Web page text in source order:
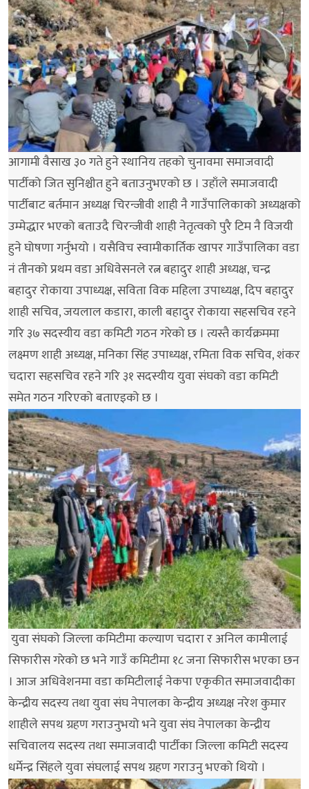
आगामी वैसाख ३० गते हुने स्थानिय तहको चुनावमा समाजवादी
पार्टीको जित सुनिश्चीत हुने बताउनुभएको छ । उहाँले समाजवादी
पार्टीबाट बर्तमान अध्यक्ष चिरन्जीवी शाही नै गाउँपालिकाको अध्यक्षको
उम्मेद्धार भएको बताउदै चिरन्जीवी शाही नेतृत्वको पुरै टिम नै विजयी
हुने घोषणा गर्नुभयो । यसैविच स्वामीकार्तिक खापर गाउँपालिका वडा
नं तीनको प्रथम वडा अधिवेसनले रत्न बहादुर शाही अध्यक्ष, चन्द्र
बहादुर रोकाया उपाध्यक्ष, सविता विक महिला उपाध्यक्ष, दिप बहादुर
शाही सचिव, जयलाल कडारा, काली बहादुर रोकाया सहसचिव रहने
गरि ३७ सदस्यीय वडा कमिटी गठन गरेको छ । त्यस्तै कार्यक्रममा
लक्ष्मण शाही अध्यक्ष, मनिका सिंह उपाध्यक्ष, रमिता विक सचिव, शंकर
चदारा सहसचिव रहने गरि ३१ सदस्यीय युवा संघको वडा कमिटी
समेत गठन गरिएको बताएइको छ ।
युवा संघको जिल्ला कमिटीमा कल्याण चदारा र अनिल कामीलाई
सिफारीस गरेको छ भने गाउँ कमिटीमा १८ जना सिफारीस भएका छन
। आज अधिवेशनमा वडा कमिटीलाई नेकपा एकृकीत समाजवादीका
केन्द्रीय सदस्य तथा युवा संघ नेपालका केन्द्रीय अध्यक्ष नरेश कुमार
शाहीले सपथ ग्रहण गराउनुभयो भने युवा संघ नेपालका केन्द्रीय
सचिवालय सदस्य तथा समाजवादी पार्टीका जिल्ला कमिटी सदस्य
धर्मेन्द्र सिंहले युवा संघलाई सपथ ग्रहण गराउनु भएको थियो ।